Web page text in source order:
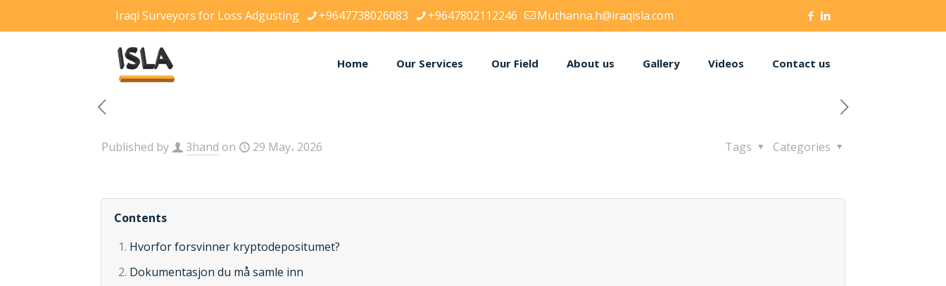
Iraqi Surveyors for Loss Adgusting +9647738026083 +9647802112246 Muthanna.h@iraqisla.com
Home Our Services Our Field About us Gallery Videos Contact us
Published by 3hand on 29 May، 2026 Categories
Tags
Contents
Hvorfor forsvinner kryptodepositumet?
Dokumentasjon du må samle inn